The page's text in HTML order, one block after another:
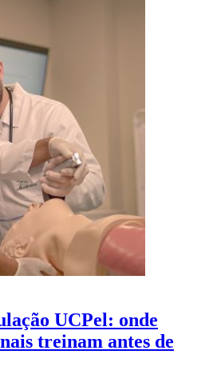
UCPel: onde
treinam antes de